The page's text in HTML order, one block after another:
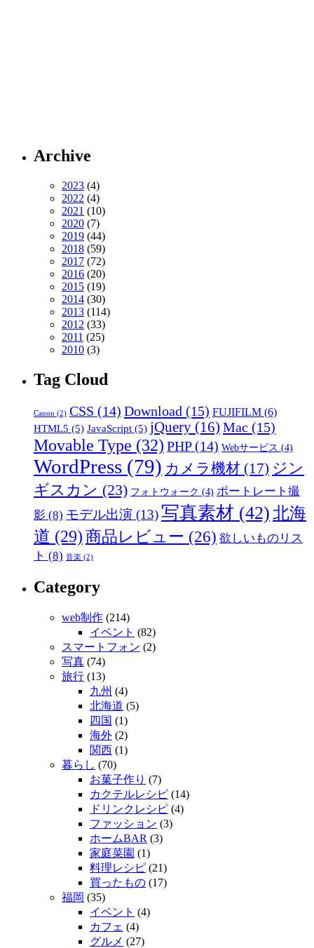
Archive
2023 (4)
2022 (4)
2021 (10)
2020 (7)
2019 (44)
2018 (59)
2017 (72)
2016 (20)
2015 (19)
2014 (30)
2013 (114)
2012 (33)
2011 (25)
2010 (3)
Tag Cloud
Canon (2) CSS (14) Download (15) FUJIFILM (6)
HTML5 (5) JavaScript (5) jQuery (16) Mac (15)
Movable Type (32) PHP(14) Webサービス (4)
WordPress (79) カメラ機材 (17) ジン
ギスカン (23) フォトウォーク (4) ポートレート撮
影 (8) モデル出演 (13) 写真素材 (42)北海
道 (29)商品レビュー (26) 欲しいものリス
ト (8) 音楽 (2)
Category
web制作 (214)
イベント (82)
スマートフォン (2)
写真 (74)
旅行 (13)
九州 (4)
北海道 (5)
四国 (1)
海外 (2)
関西 (1)
暮らし (70)
お菓子作り (7)
カクテルレシピ (14)
ドリンクレシピ (4)
ファッション (3)
ホームBAR (3)
家庭菜園 (1)
料理レシピ (21)
買ったもの (17)
福岡 (35)
イベント (4)
カフェ (4)
グルメ (27)